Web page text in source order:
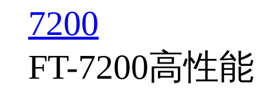
7200
FT-7200高性能